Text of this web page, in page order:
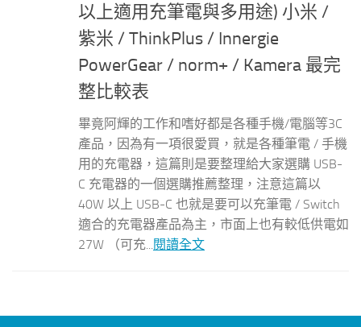
以上適用充筆電與多用途) 小米 /
紫米 / ThinkPlus / Innergie
PowerGear / norm+ / Kamera 最完
整比較表
畢竟阿輝的工作和嗜好都是各種手機/電腦等3C
產品，因為有一項很愛買，就是各種筆電 / 手機
用的充電器，這篇則是要整理給大家選購 USB-
C 充電器的一個選購推薦整理，注意這篇以
40W 以上 USB-C 也就是要可以充筆電 / Switch
適合的充電器產品為主，市面上也有較低供電如
27W （可充...閱讀全文